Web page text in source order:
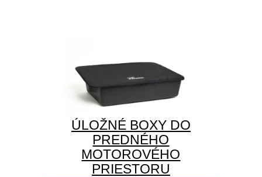
ÚLOŽNÉ BOXY DO
PREDNÉHO
MOTOROVÉHO
PRIESTORU